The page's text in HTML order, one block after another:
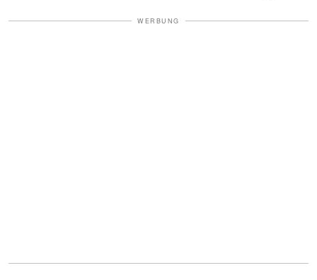
WERBUNG